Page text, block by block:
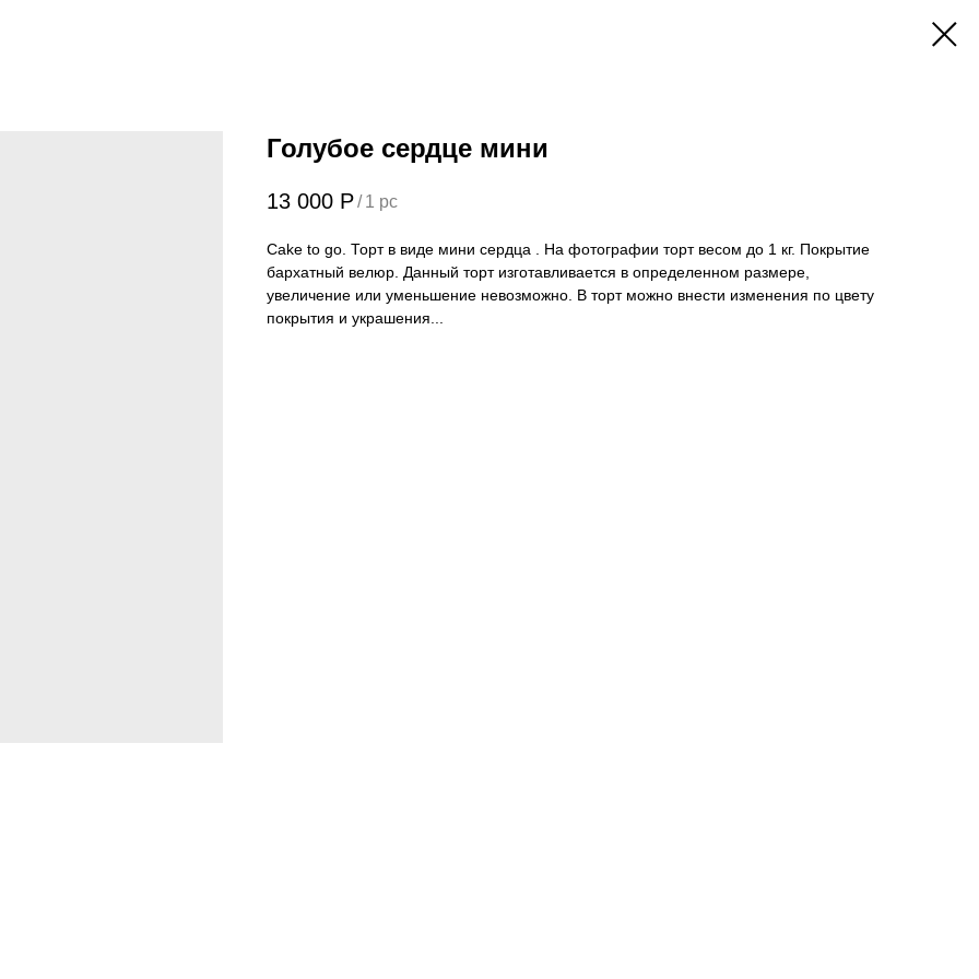
Голубое сердце мини
13 000 Р/ 1 pc
Cake to go. Торт в виде мини сердца . На фотографии торт весом до 1 кг. Покрытие
бархатный велюр. Данный торт изготавливается в определенном размере,
увеличение или уменьшение невозможно. В торт можно внести изменения по цвету
покрытия и украшения...